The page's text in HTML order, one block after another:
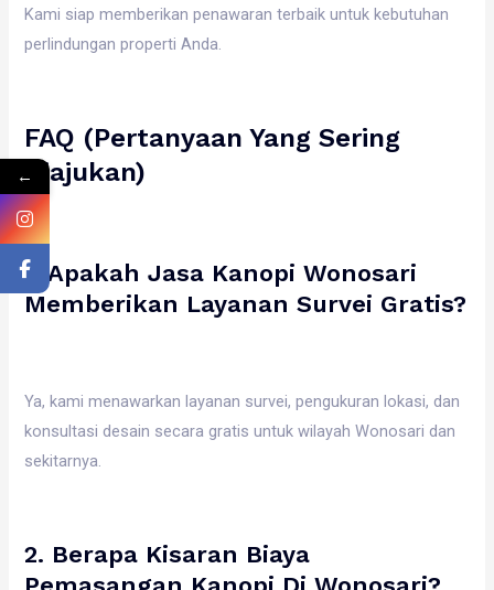
Kami siap memberikan penawaran terbaik untuk kebutuhan
perlindungan properti Anda.
FAQ (Pertanyaan Yang Sering
Diajukan)
1. Apakah Jasa Kanopi Wonosari
Memberikan Layanan Survei Gratis?
Ya, kami menawarkan layanan survei, pengukuran lokasi, dan
konsultasi desain secara gratis untuk wilayah Wonosari dan
sekitarnya.
2. Berapa Kisaran Biaya
←